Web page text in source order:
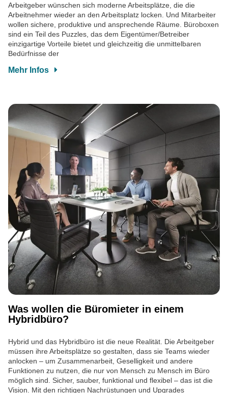
Arbeitgeber wünschen sich moderne Arbeitsplätze, die die
Arbeitnehmer wieder an den Arbeitsplatz locken. Und Mitarbeiter
wollen sichere, produktive und ansprechende Räume. Büroboxen
sind ein Teil des Puzzles, das dem Eigentümer/Betreiber
einzigartige Vorteile bietet und gleichzeitig die unmittelbaren
Bedürfnisse der
Mehr Infos
Was wollen die Büromieter in einem
Hybridbüro?
Hybrid und das Hybridbüro ist die neue Realität. Die Arbeitgeber
müssen ihre Arbeitsplätze so gestalten, dass sie Teams wieder
anlocken – um Zusammenarbeit, Geselligkeit und andere
Funktionen zu nutzen, die nur von Mensch zu Mensch im Büro
möglich sind. Sicher, sauber, funktional und flexibel – das ist die
Vision. Mit den richtigen Nachrüstungen und Upgrades